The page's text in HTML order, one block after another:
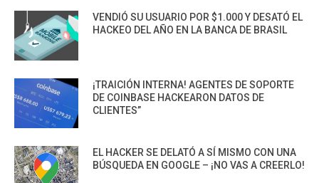
VENDIÓ SU USUARIO POR $1.000 Y DESATÓ EL
HACKEO DEL AÑO EN LA BANCA DE BRASIL
¡TRAICIÓN INTERNA! AGENTES DE SOPORTE
DE COINBASE HACKEARON DATOS DE
CLIENTES”
EL HACKER SE DELATÓ A SÍ MISMO CON UNA
BÚSQUEDA EN GOOGLE – ¡NO VAS A CREERLO!